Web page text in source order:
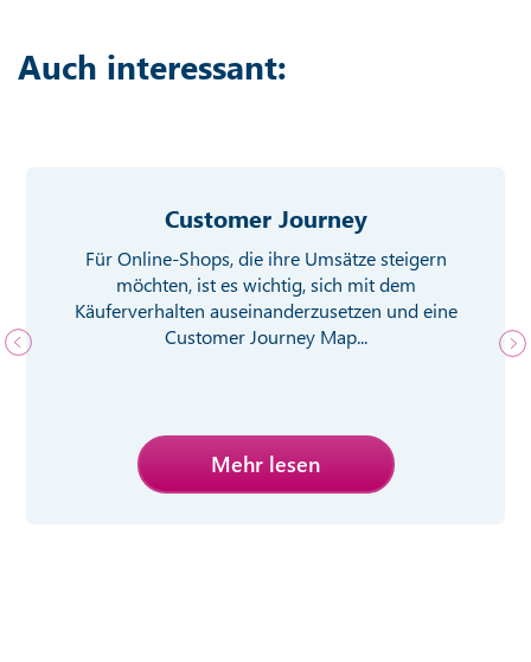
Auch interessant:
Customer Journey
Für Online-Shops, die ihre Umsätze steigern
möchten, ist es wichtig, sich mit dem
Käuferverhalten auseinanderzusetzen und eine
Customer Journey Map...
Mehr lesen